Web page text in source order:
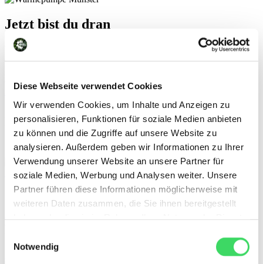
Diese Webseite verwendet Cookies
Wir verwenden Cookies, um Inhalte und Anzeigen zu
personalisieren, Funktionen für soziale Medien anbieten
zu können und die Zugriffe auf unsere Website zu
analysieren. Außerdem geben wir Informationen zu Ihrer
Verwendung unserer Website an unsere Partner für
soziale Medien, Werbung und Analysen weiter. Unsere
Partner führen diese Informationen möglicherweise mit
weiteren Daten zusammen, die Sie ihnen bereitgestellt
Notwendig
Jetzt bist du dran
Werde auch
du Teil der Energiewende In Münster!
der Energiewende in Münster!
Zum kostenlosen Angebot
Das könnte dich neben dem Heizen mit Hilfe von
umweltfreundlicher Energie in und für Münster
interessieren
Lohnt sich ein Stromspeicher?
Ein Solarspeicher zählt zu den teuersten Komponenten einer
Photovoltaikanlage. Aber wann lohnt sich die Investition auch in
mehr über den Stromspeicher erfahren